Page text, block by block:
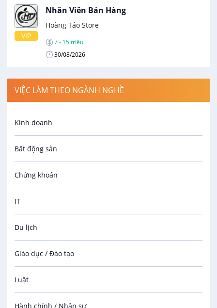
VIP
Nhân Viên Bán Hàng
Hoàng Táo Store
7 - 15 triệu
30/08/2026
VIỆC LÀM THEO NGÀNH NGHỀ
Kinh doanh
Bất động sản
Chứng khoán
IT
Du lịch
Giáo dục / Đào tạo
Luật
Hành chính / Nhân sự